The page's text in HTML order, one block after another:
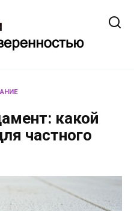
какой
частного